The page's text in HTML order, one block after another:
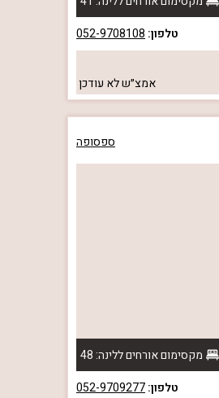
טלפון: 052-9708108
אמצ״שלא עודכן
ספסופה
מקסימום אורחים ללינה: 48
טלפון:052-9709277